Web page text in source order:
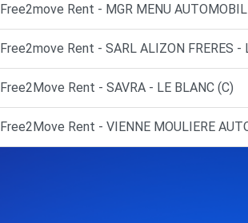
Free2move Rent - MGR MENU
Free2move Rent - SARL ALIZON FRERES -
Free2Move Rent - SAVRA - LE BLANC (C)
Free2Move Rent - VIENNE MOULIERE